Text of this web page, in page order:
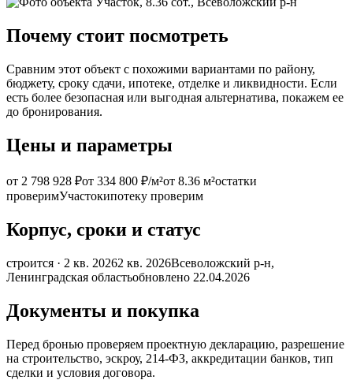
Почему стоит посмотреть
Сравним этот объект с похожими вариантами по району,
бюджету, сроку сдачи, ипотеке, отделке и ликвидности. Если
есть более безопасная или выгодная альтернатива, покажем ее
до бронирования.
Цены и параметры
от 2 798 928 ₽от 334 800 ₽/м²от 8.36 м²остатки
проверимУчастокипотеку проверим
Корпус, сроки и статус
строится · 2 кв. 20262 кв. 2026Всеволожский р-н,
Ленинградская областьобновлено 22.04.2026
Документы и покупка
Перед бронью проверяем проектную декларацию, разрешение
на строительство, эскроу, 214-ФЗ, аккредитации банков, тип
сделки и условия договора.